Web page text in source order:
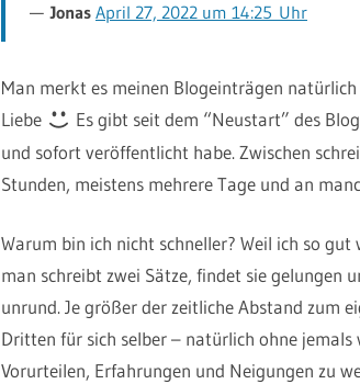
Jonas April 27, 2022 um 14:25 Uhr
Man merkt es meinen Blogeinträgen
Liebe
Es gibt seit dem “Neustart” des
und sofort veröffentlicht habe. Zwischen
Stunden, meistens mehrere Tage und an
Warum bin ich nicht schneller? Weil ich so
man schreibt zwei Sätze, findet sie gelungen
unrund. Je größer der zeitliche Abstand zum
Dritten für sich selber – natürlich ohne
Vorurteilen, Erfahrungen und Neigungen zu